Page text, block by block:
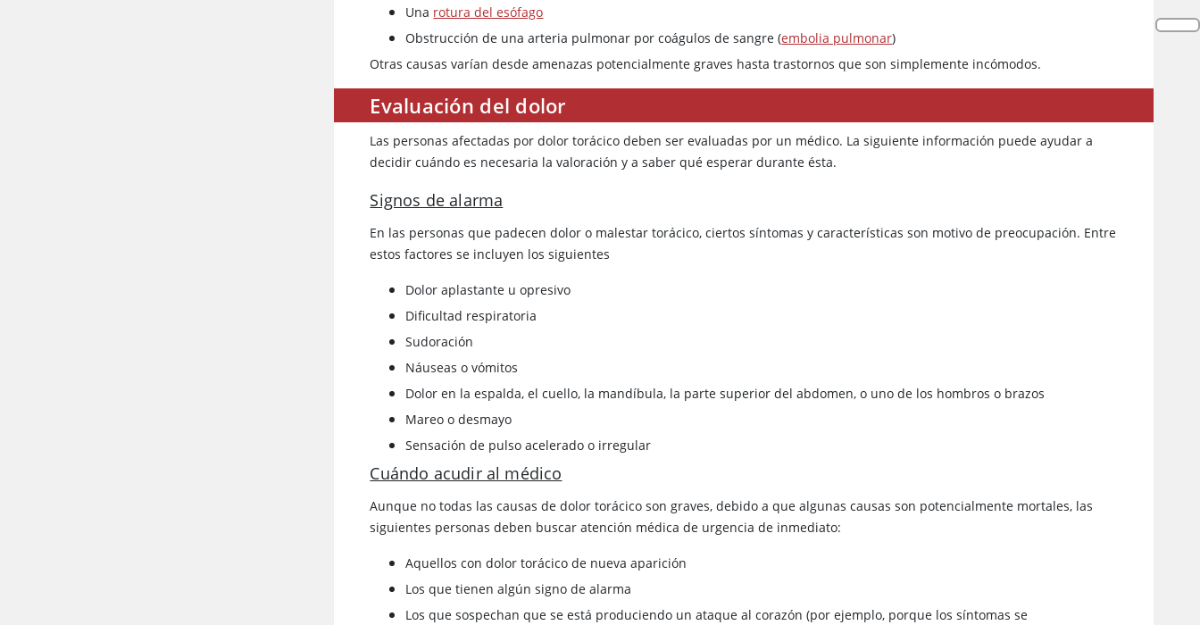
Una rotura del esófago
Obstrucción de una arteria pulmonar por coágulos de sangre (embolia pulmonar)
Otras causas varían desde amenazas potencialmente graves hasta trastornos que son simplemente incómodos.
Evaluación del dolor
Las personas afectadas por dolor torácico deben ser evaluadas por un médico. La siguiente información puede ayudar a
decidir cuándo es necesaria la valoración y a saber qué esperar durante ésta.
Signos de alarma
En las personas que padecen dolor o malestar torácico, ciertos síntomas y características son motivo de preocupación. Entre
estos factores se incluyen los siguientes
Dolor aplastante u opresivo
Dificultad respiratoria
Sudoración
Náuseas o vómitos
Dolor en la espalda, el cuello, la mandíbula, la parte superior del abdomen, o uno de los hombros o brazos
Mareo o desmayo
Sensación de pulso acelerado o irregular
Cuándo acudir al médico
Aunque no todas las causas de dolor torácico son graves, debido a que algunas causas son potencialmente mortales, las
siguientes personas deben buscar atención médica de urgencia de inmediato:
Aquellos con dolor torácico de nueva aparición
Los que tienen algún signo de alarma
Los que sospechan que se está produciendo un ataque al corazón (por ejemplo, porque los síntomas se